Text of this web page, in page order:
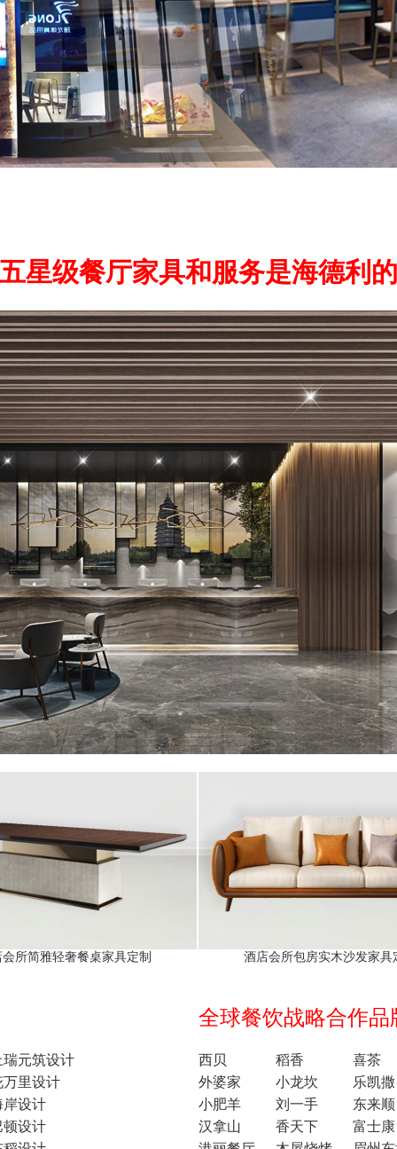
星级餐厅家具和服务是海德利
所简雅轻奢餐桌家具定制 酒店会所包房实木沙发家具
瑞元筑设计
万里设计
岸设计
顿设计
全球餐饮战略合作品
西贝 稻香
喜茶
外婆家
小龙坎
乐凯撒
小肥羊
刘一手
东来顺
汉拿山
香天下
富士康